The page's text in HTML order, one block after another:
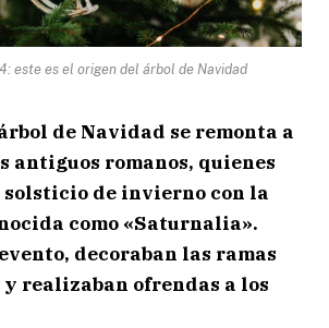
este es el origen del árbol de Navidad
de Navidad se remonta a
antiguos romanos, quienes
solsticio de invierno con la
como «Saturnalia».
decoraban las ramas
y realizaban ofrendas a los